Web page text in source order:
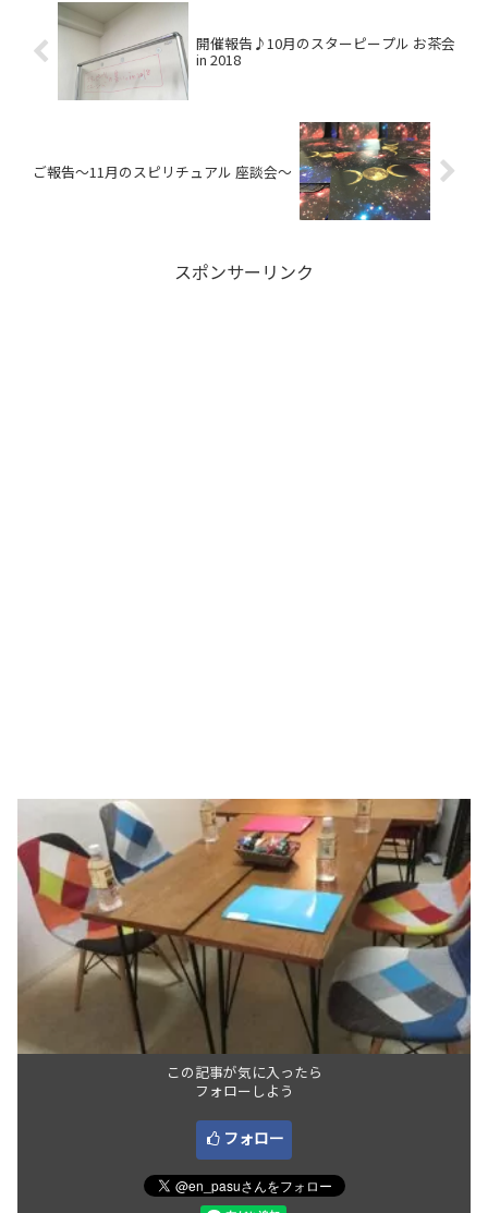
開催報告♪10月のスターピープル お茶会
in 2018
ご報告～11月のスピリチュアル 座談会～
スポンサーリンク
この記事が気に入ったら
フォローしよう
フォロー